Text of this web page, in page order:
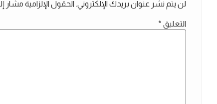
لن يتم نشر عنوان بريدك الإلكتروني. الحقول الإلزامية مشار
التعليق *